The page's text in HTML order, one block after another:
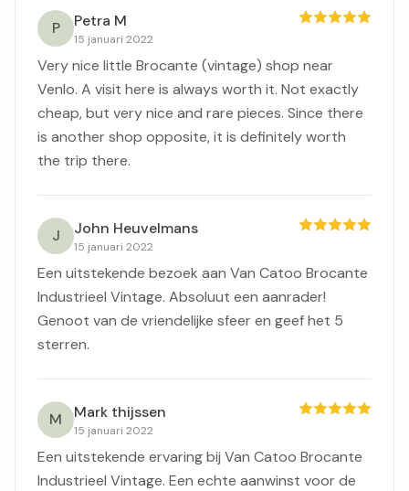
P Petra M
15 januari 2022
Very nice little Brocante (vintage) shop near
Venlo. A visit here is always worth it. Not exactly
cheap, but very nice and rare pieces. Since there
is another shop opposite, it is definitely worth
the trip there.
J John Heuvelmans
15 januari 2022
Een uitstekende bezoek aan Van Catoo Brocante
Industrieel Vintage. Absoluut een aanrader!
Genoot van de vriendelijke sfeer en geef het 5
sterren.
M Mark thijssen
15 januari 2022
Een uitstekende ervaring bij Van Catoo Brocante
Industrieel Vintage. Een echte aanwinst voor de